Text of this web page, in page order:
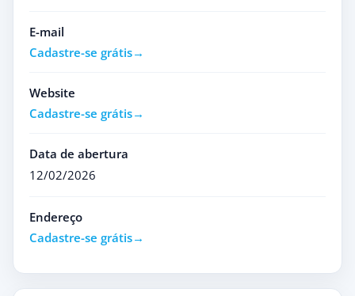
E-mail
Cadastre-se grátis
Website
Cadastre-se grátis
Data de abertura
12/02/2026
Endereço
Cadastre-se grátis